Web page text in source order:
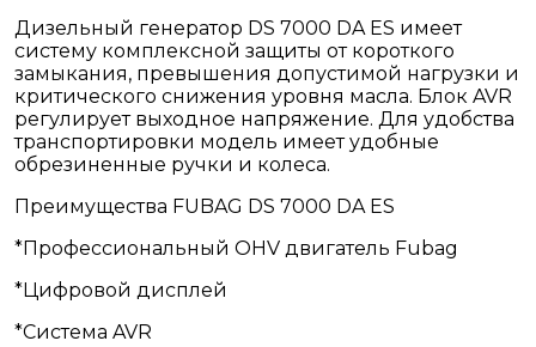
Дизельный генератор DS 7000 DA ES имеет
систему комплексной защиты от короткого
замыкания, превышения допустимой нагрузки и
критического снижения уровня масла. Блок AVR
регулирует выходное напряжение. Для удобства
транспортировки модель имеет удобные
обрезиненные ручки и колеса.
Преимущества FUBAG DS 7000 DA ES
*Профессиональный OHV двигатель Fubag
*Цифровой дисплей
*Система AVR